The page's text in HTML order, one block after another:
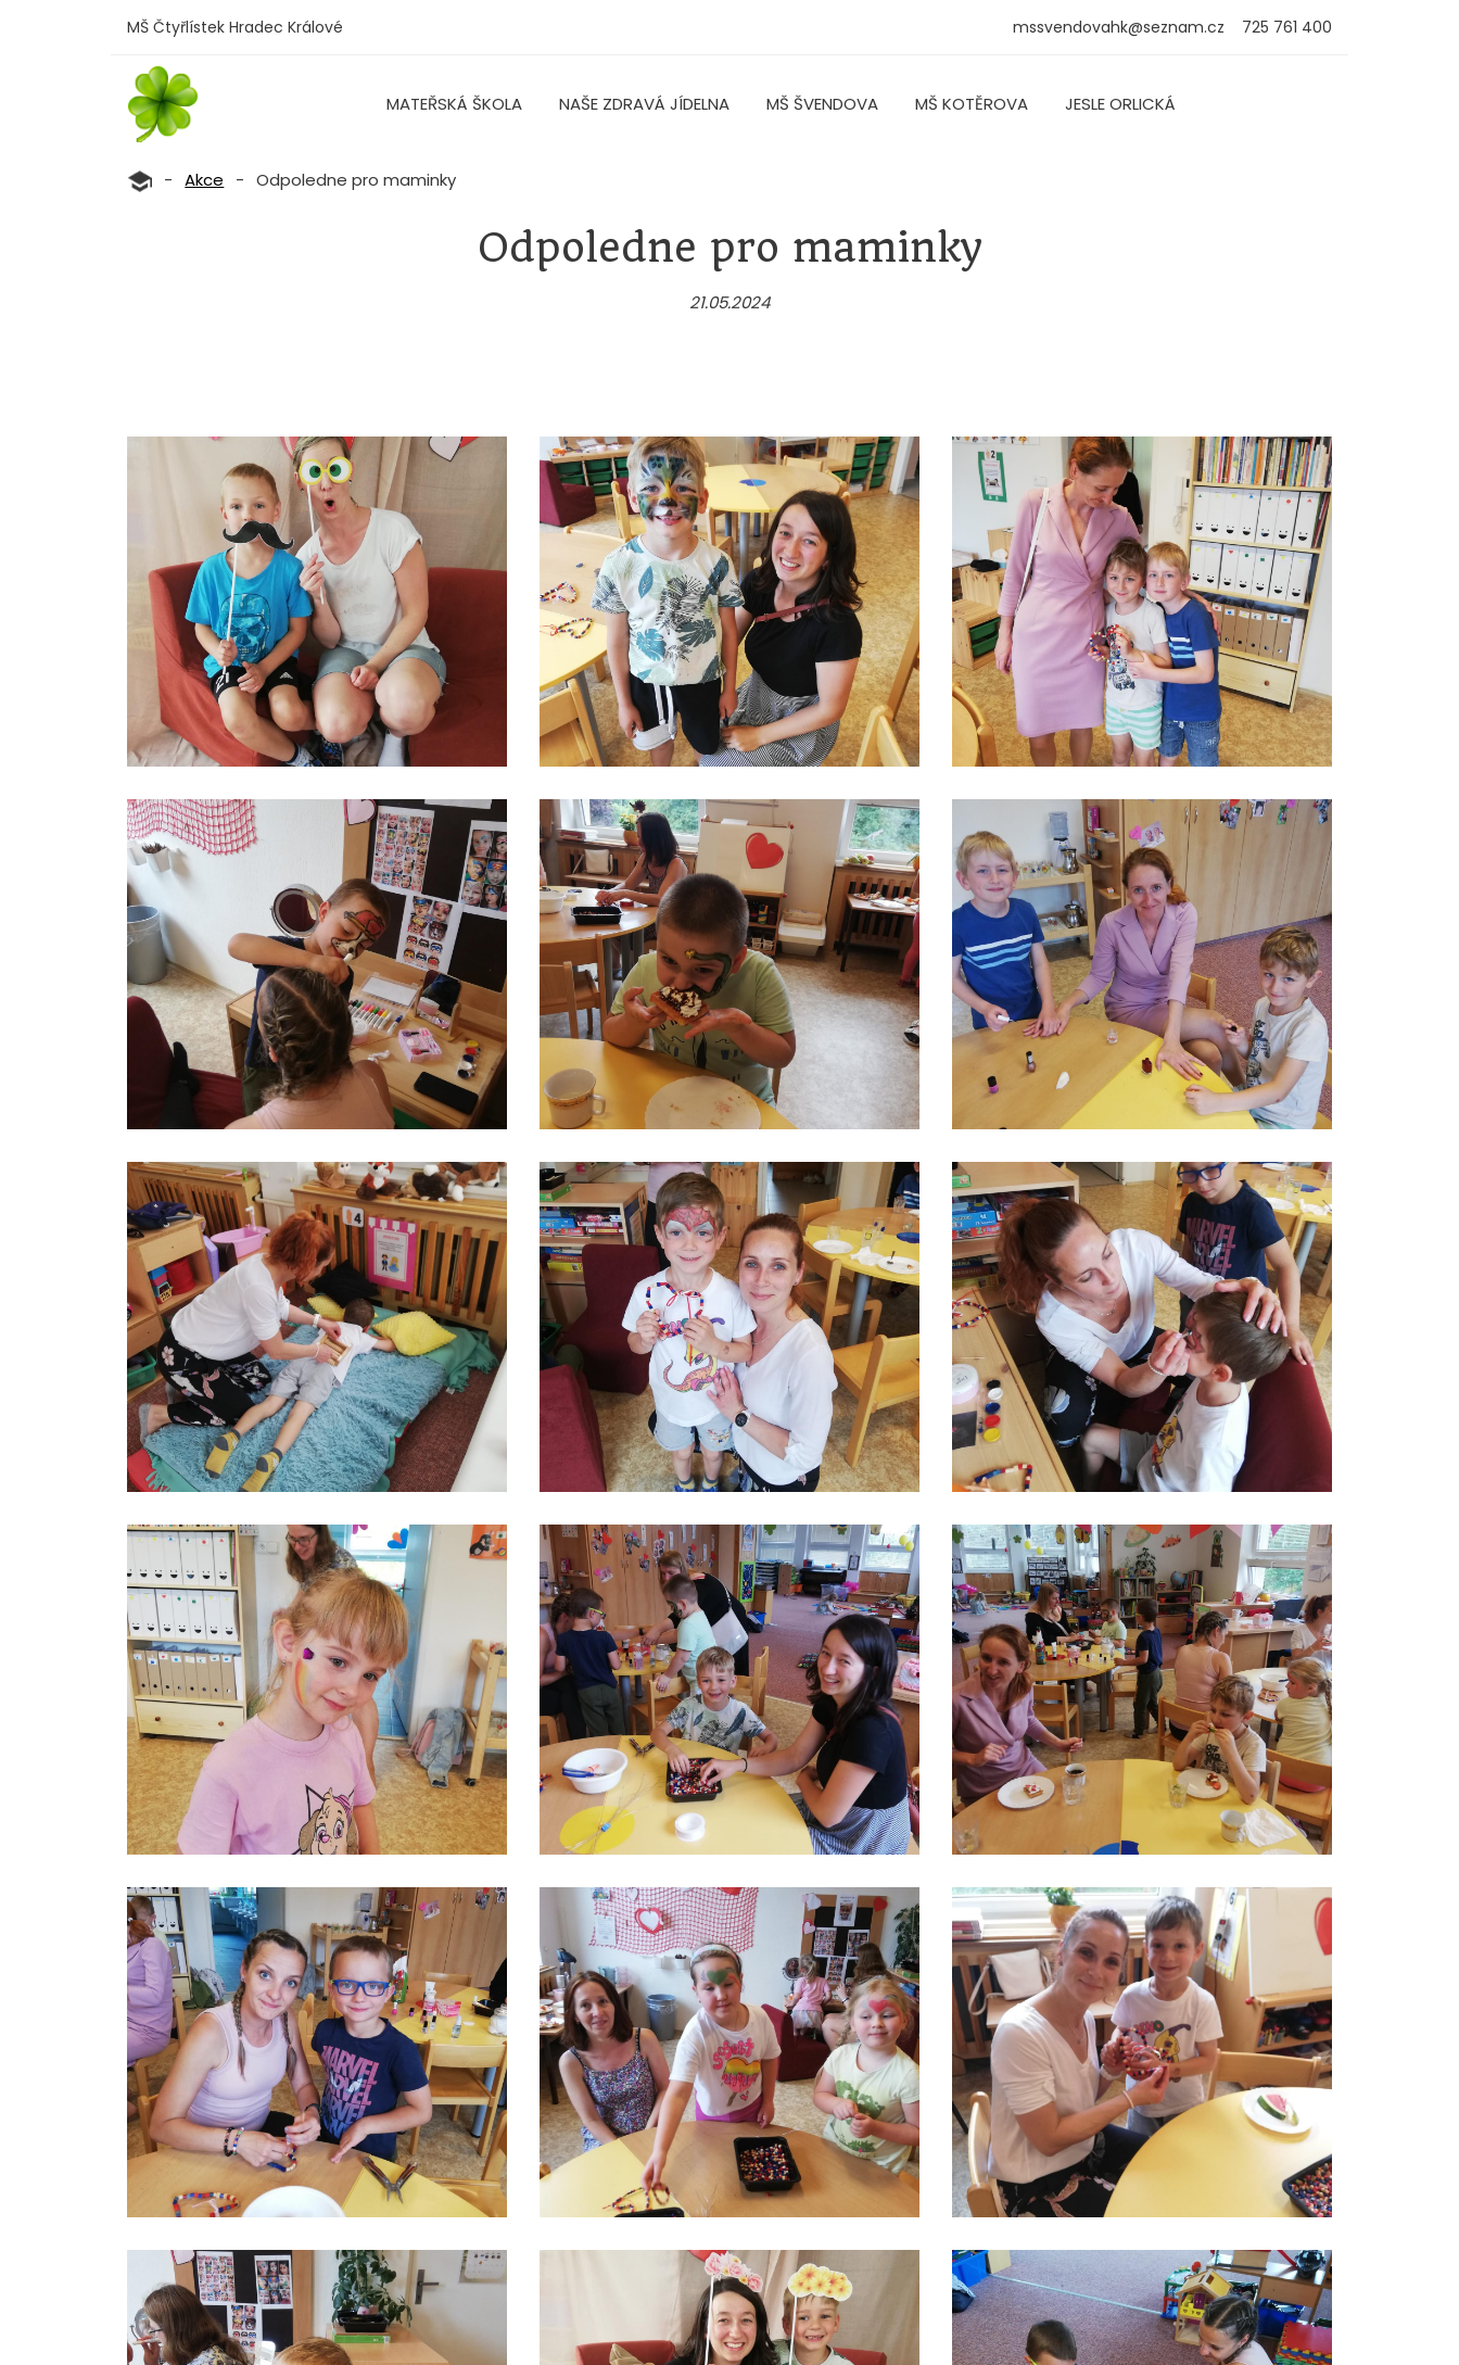
MŠ Čtyřlístek Hradec Králové mssvendovahk@seznam.cz 725 761 400
MATEŘSKÁ ŠKOLA NAŠE ZDRAVÁ JÍDELNA MŠ ŠVENDOVA MŠ KOTĚROVA JESLE ORLICKÁ
- Akce - Odpoledne pro maminky
Odpoledne pro maminky
21.05.2024